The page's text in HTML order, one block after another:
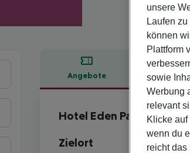
Angebote
Hotel Eden Palma Playa
Zielort
unsere
Laufen
können
Plattform
sowie
Werbung
relevant
Klicke auf
wenn du
reicht